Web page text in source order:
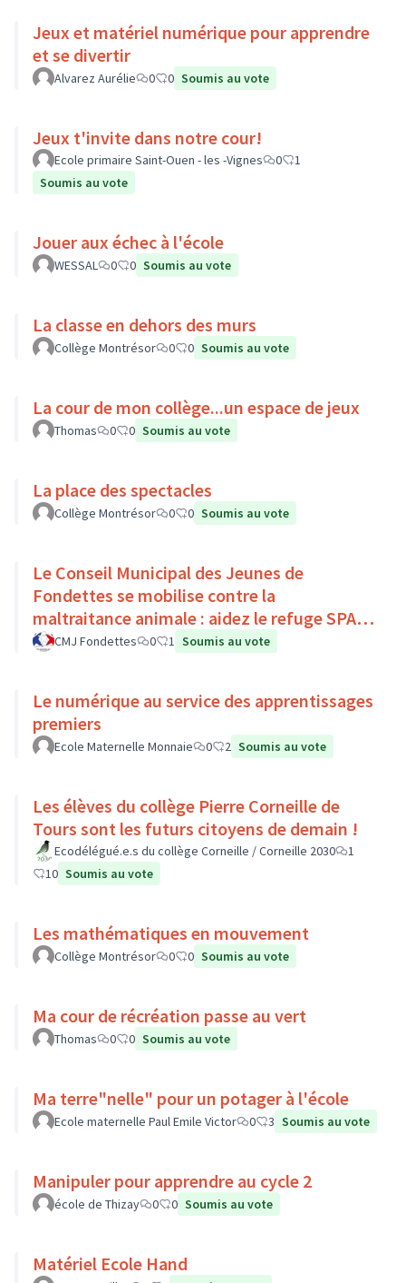
Jeux et matériel numérique pour apprendre
et se divertir
Alvarez Aurélie 0 0 Soumis au vote
Jeux t'invite dans notre cour!
Ecole primaire Saint-Ouen - les -Vignes 0
1
Soumis au vote
Jouer aux échec à l'école
WESSAL 0 0 Soumis au vote
La classe en dehors des murs
Collège Montrésor 0 0 Soumis au vote
La cour de mon collège...un espace de jeux
Thomas 0 0 Soumis au vote
La place des spectacles
Collège Montrésor 0 0 Soumis au vote
Le Conseil Municipal des Jeunes de
Fondettes se mobilise contre la
maltraitance animale : aidez le refuge SPA
de Luynes !
CMJ Fondettes 0 1 Soumis au vote
Le numérique au service des apprentissages
premiers
Ecole Maternelle Monnaie 0 2 Soumis au vote
Les élèves du collège Pierre Corneille de
Tours sont les futurs citoyens de demain !
Ecodélégué.e.s du collège Corneille / Corneille 2030
1
10 Soumis au vote
Les mathématiques en mouvement
Collège Montrésor 0 0 Soumis au vote
Ma cour de récréation passe au vert
Thomas 0 0 Soumis au vote
Ma terre"nelle" pour un potager à l'école
Ecole maternelle Paul Emile Victor 0 3 Soumis au vote
Manipuler pour apprendre au cycle 2
école de Thizay 0 0 Soumis au vote
Matériel Ecole Hand